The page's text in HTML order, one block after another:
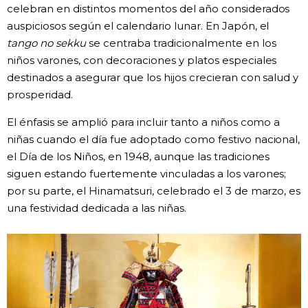
Tokio
Avisos
celebran en distintos momentos del año considerados
auspiciosos según el calendario lunar. En Japón, el
tango no sekkuse centraba tradicionalmente en los
niños varones, con decoraciones y platos especiales
destinados a asegurar que los hijos crecieran con salud y
prosperidad.
El énfasis se amplió para incluir tanto a niños como a
niñas cuando el día fue adoptado como festivo nacional,
el Día de los Niños, en 1948, aunque las tradiciones
siguen estando fuertemente vinculadas a los varones;
por su parte, el Hinamatsuri, celebrado el 3 de marzo, es
una festividad dedicada a las niñas.